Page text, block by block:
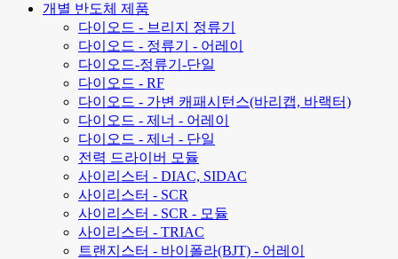
개별 반도체 제품
다이오드 - 브리지 정류기
다이오드 - 정류기 - 어레이
다이오드-정류기-단일
다이오드 - RF
다이오드 - 가변 캐패시턴스(바리캡, 바랙터)
다이오드 - 제너 - 어레이
다이오드 - 제너 - 단일
전력 드라이버 모듈
사이리스터 - DIAC, SIDAC
사이리스터 - SCR
사이리스터 - SCR - 모듈
사이리스터 - TRIAC
트랜지스터 - 바이폴라(BJT) - 어레이